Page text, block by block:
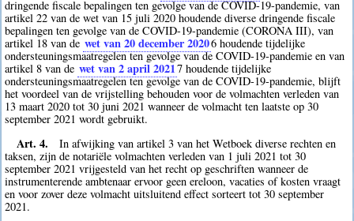
dringende fiscale bepalingen ten gevolge van de COVID-19-pandemie, van
artikel 22 van de wet van 15 juli 2020 houdende diverse dringende fiscale
bepalingen ten gevolge van de COVID-19-pandemie (CORONA III), van
artikel 18 van de wet van 20 december 20206 houdende tijdelijke
ondersteuningsmaatregelen ten gevolge van de COVID-19-pandemie en van
artikel 8 van de wet van 2 april 20217 houdende tijdelijke
ondersteuningsmaatregelen ten gevolge van de COVID-19-pandemie, blijft
het voordeel van de vrijstelling behouden voor de volmachten verleden van
13 maart 2020 tot 30 juni 2021 wanneer de volmacht ten laatste op 30
september 2021 wordt gebruikt.
Art. 4.
In afwijking van artikel 3 van het Wetboek diverse rechten en
taksen, zijn de notariële volmachten verleden van 1 juli 2021 tot 30
september 2021 vrijgesteld van het recht op geschriften wanneer de
instrumenterende ambtenaar ervoor geen ereloon, vacaties of kosten vraagt
en voor zover deze volmacht uitsluitend effect sorteert tot 30 september
2021.